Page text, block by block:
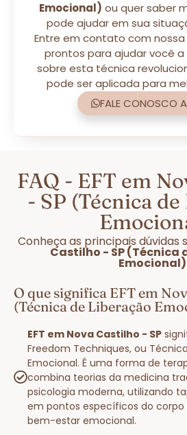
Emocional) ou quer saber
pode ajudar em sua
Entre em contato com nossa
prontos para ajudar você
sobre esta técnica
pode ser aplicada para
FALE CONOSCO
FAQ - EFT em
- SP (Técnica
Conheça as principais dúvidas
Castilho - SP (Técnica
O que significa EFT em
(Técnica de Liberação
EFT em Nova Castilho - SP
Freedom Techniques, ou
Emocional. É uma forma de
combina teorias da medicina
psicologia moderna, utilizando
em pontos específicos do corpo
bem-estar emocional.